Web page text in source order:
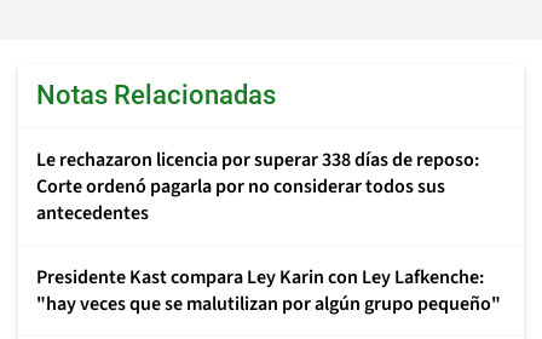
Notas Relacionadas
Le rechazaron licencia por superar 338 días de reposo:
Corte ordenó pagarla por no considerar todos sus
antecedentes
Presidente Kast compara Ley Karin con Ley Lafkenche:
"hay veces que se malutilizan por algún grupo pequeño"